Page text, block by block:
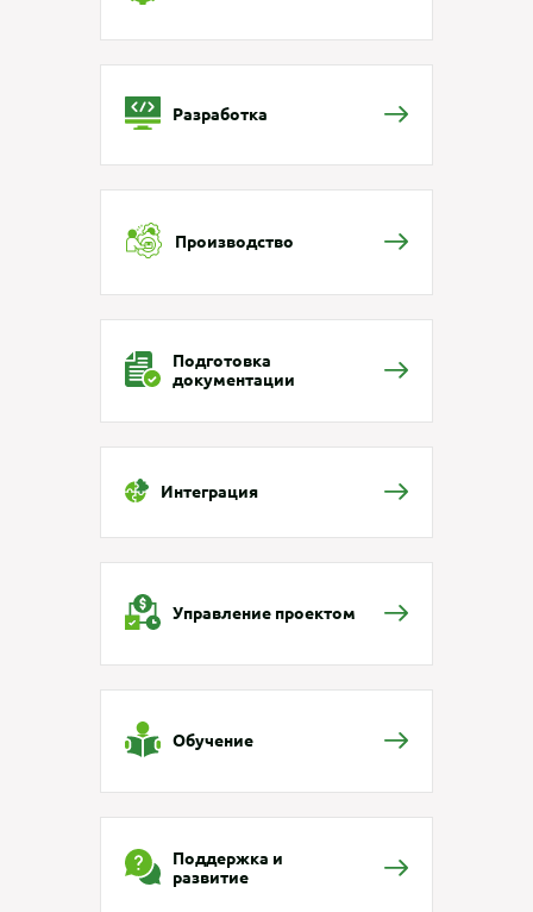
Разработка
Производство
Подготовка
документации
Интеграция
Управление проектом
Обучение
Поддержка и
развитие